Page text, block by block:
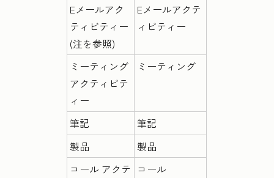
Eメールアク
ティビティー
(注を参照)
Eメールアクテ
ィビティー
ミーティング
アクティビテ
ィー
ミーティング
筆記
筆記
製品
製品
コール アクテ コール